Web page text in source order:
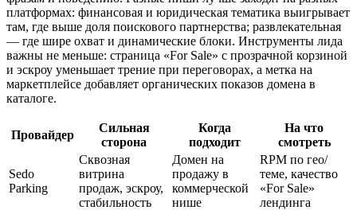
платформах: финансовая и юридическая тематика выигрывает
там, где выше доля поискового партнерства; развлекательная
— где шире охват и динамические блоки. Инструменты лида
важны не меньше: страница «For Sale» с прозрачной корзиной
и эскроу уменьшает трение при переговорах, а метка на
маркетплейсе добавляет органических показов домена в
каталоге.
Провайдер
Сильная
сторона
Когда
подходит
На что
смотреть
Sedo
Parking
Сквозная
витрина
продаж, эскроу,
стабильность
Домен на
продажу в
коммерческой
нише
RPM по гео/
теме, качество
«For Sale»
лендинга